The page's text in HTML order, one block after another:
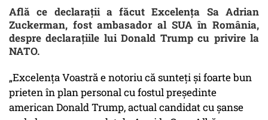
Află ce declarații a făcut Excelența Sa Adrian
Zuckerman, fost ambasador al SUA în România,
despre declarațiile lui Donald Trump cu privire la
NATO.
„Excelența Voastră e notoriu că sunteți și foarte bun
prieten în plan personal cu fostul președinte
american Donald Trump, actual candidat cu șanse